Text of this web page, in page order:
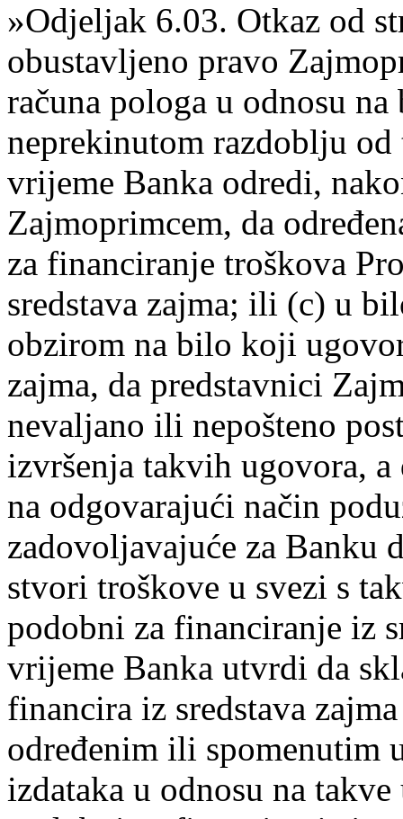
»Odjeljak 6.03. Otkaz od
obustavljeno pravo
računa pologa u odnosu
neprekinutom razdoblju
vrijeme Banka odredi,
Zajmoprimcem, da
za financiranje troškova
sredstava zajma; ili (c) u
obzirom na bilo koji
zajma, da predstavnici
nevaljano ili nepošteno
izvršenja takvih ugovora,
na odgovarajući način
zadovoljavajuće za Banku
stvori troškove u svezi s
podobni za financiranje iz
vrijeme Banka utvrdi da
financira iz sredstava
određenim ili spomenutim
izdataka u odnosu na